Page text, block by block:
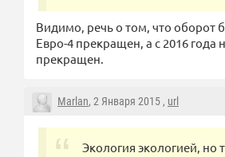
Видимо, речь о том, что оборот
Евро-4 прекращен, а с 2016 года
прекращен.
Marlan, 2 Января 2015 , url
Экология экологией, но